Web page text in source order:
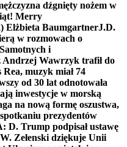
dźgnięty nożem w
Merry
Elżbieta BaumgartnerJ.D.
w rozmowach o
i
Andrzej Wawrzyk trafił do
muzyk miał 74
od 30 lat odnotowała
inwestycje w morską
na nową formę oszustwa,
prezydentów
D. Trump podpisał ustawę
W. Zełenski dziękuje Unii